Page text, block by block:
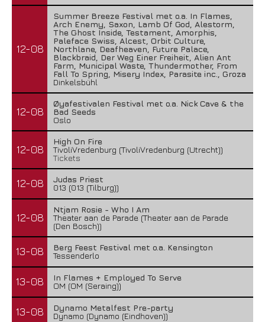
12-08
Summer Breeze Festival met o.a. In Flames,
Arch Enemy, Saxon, Lamb Of God, Alestorm,
The Ghost Inside, Testament, Amorphis,
Paleface Swiss, Alcest, Orbit Culture,
Northlane, Deafheaven, Future Palace,
Blackbraid, Der Weg Einer Freiheit, Alien Ant
Farm, Municipal Waste, Thundermother, From
Fall To Spring, Misery Index, Parasite inc., Groza
Dinkelsbühl
12-08
Øyafestivalen Festival met o.a. Nick Cave & the
Bad Seeds
Oslo
12-08
High On Fire
TivoliVredenburg (TivoliVredenburg (Utrecht))
Tickets
12-08
Judas Priest
013 (013 (Tilburg))
12-08
Ntjam Rosie - Who I Am
Theater aan de Parade (Theater aan de Parade
(Den Bosch))
13-08
Berg Feest Festival met o.a. Kensington
Tessenderlo
13-08
In Flames + Employed To Serve
OM (OM (Seraing))
13-08
Dynamo Metalfest Pre-party
Dynamo (Dynamo (Eindhoven))